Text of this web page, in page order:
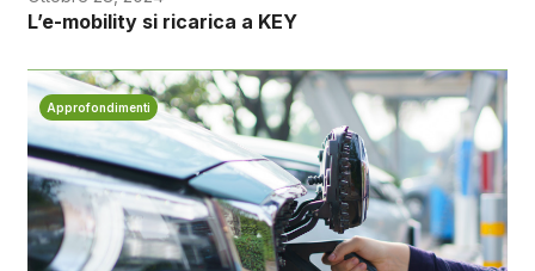
L’e-mobility si ricarica a KEY
Approfondimenti